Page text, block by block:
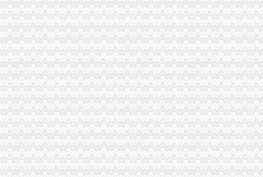
城口县工商局注册窗口连续获“流动红旗”渝中区代办公司窗口称号
沙区局渝中区工商代办大力整大学城校园周边环境
周朝东局长、重庆代办营业执照郭翔副局长到高新园分局检查指导工作
北碚局重庆代办公司加大力度切实规范户外广告发布行为
巴南局渝中区代办营业执照认真部署扎实开展食品安全监管工作
秀山局重庆代办公司凤凰山所化企业年检工作
我市渝中区代办公司一季度广告业平稳发展
市渝中区代办公司局召开全市工商系统理商业贿赂专项工作会议
工商动态
渝北局重庆代办公司切实加食品安全监管
江北局四项措施加种子市渝中区代办营业执照场监管保护春耕播种
国家工商总局渝中区工商代办检查组检查大足局行政执法工作
九龙坡分局渝中区代办营业执照加案件监督显成效
巴南局案件质量评查会呈现三“同”渝中区工商代办点